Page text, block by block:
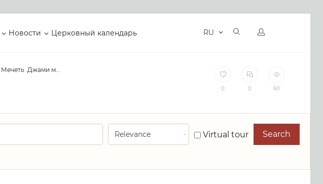
Новости Церковный календарь RU
Мечеть .Джами махалле Ениер Бель Каракыз
0 0 60
Virtual tour Search